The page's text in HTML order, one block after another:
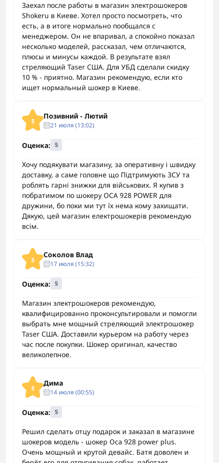
Заехал после работы в магазин электрошокеров
Shokeru в Киеве. Хотел просто посмотреть, что
есть, а в итоге нормально пообщался с
менеджером. Он не впаривал, а спокойно показал
несколько моделей, рассказал, чем отличаются,
плюсы и минусы каждой. В результате взял
стреляющий Taser США. Для УБД сделали скидку
10 % - приятно. Магазин рекомендую, если кто
ищет нормальный шокер в Киеве.
5
Позивний - Лютий
21 июля (13:02)
Оценка: 5
Хочу подякувати магазину, за оперативну і швидку
доставку, а саме головне що Підтримують ЗСУ та
роблять гарні знижки для військових. Я купив з
побратимом по шокеру ОСА 928 POWER для
дружини, бо поки ми тут їх нема кому захищати.
Дякую, цей магазин електрошокерів рекомендую
всім.
5
Соколов Влад
17 июля (15:32)
Оценка: 5
Магазин электрошокеров рекомендую,
квалифицированно проконсультировали и помогли
выбрать мне мощный стреляющий электрошокер
Taser США. Доставили курьером на работу через
час после покупки. Шокер оригинал, качество
великолепное.
5
Дима
14 июля (00:55)
Оценка: 5
Решил сделать отцу подарок и заказал в магазине
шокеров модель - шокер Оса 928 power plus.
Очень мощный и крутой девайс. Батя доволен и